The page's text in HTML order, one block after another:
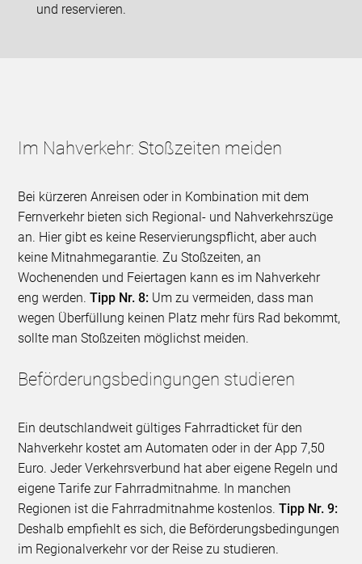
und reservieren.
Im Nahverkehr: Stoßzeiten meiden
Bei kürzeren Anreisen oder in Kombination mit dem
Fernverkehr bieten sich Regional- und Nahverkehrszüge
an. Hier gibt es keine Reservierungspflicht, aber auch
keine Mitnahmegarantie. Zu Stoßzeiten, an
Wochenenden und Feiertagen kann es im Nahverkehr
eng werden.Tipp Nr. 8: Um zu vermeiden, dass man
wegen Überfüllung keinen Platz mehr fürs Rad bekommt,
sollte man Stoßzeiten möglichst meiden.
Beförderungsbedingungen studieren
Ein deutschlandweit gültiges Fahrradticket für den
Nahverkehr kostet am Automaten oder in der App 7,50
Euro. Jeder Verkehrsverbund hat aber eigene Regeln und
eigene Tarife zur Fahrradmitnahme. In manchen
Regionen ist die Fahrradmitnahme kostenlos.Tipp Nr. 9:
Deshalb empfiehlt es sich, die Beförderungsbedingungen
im Regionalverkehr vor der Reise zu studieren.